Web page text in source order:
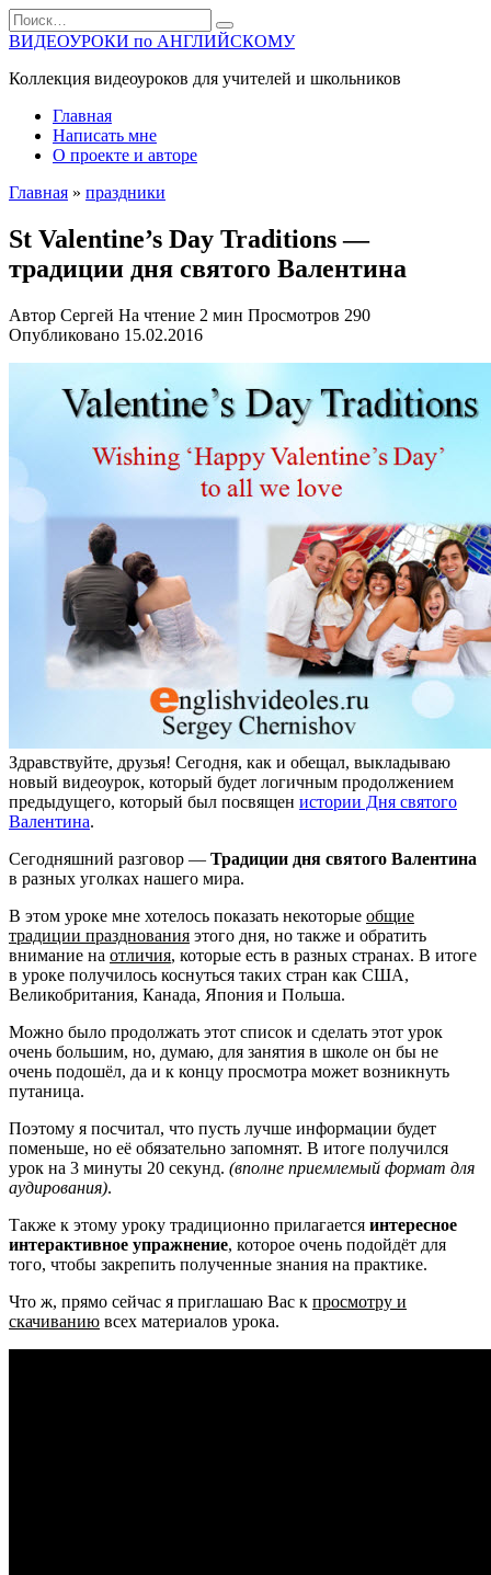
Перейти
к
содержанию
Search
for:
ВИДЕОУРОКИ по АНГЛИЙСКОМУ
Коллекция видеоуроков для учителей и школьников
Главная
Написать мне
О проекте и авторе
Главная » праздники
St Valentine’s Day Traditions —
традиции дня святого Валентина
Автор Сергей На чтение 2 мин Просмотров 290
Опубликовано 15.02.2016
Здравствуйте, друзья! Сегодня, как и обещал, выкладываю
новый видеоурок, который будет логичным продолжением
предыдущего, который был посвящен истории Дня святого
Валентина.
Сегодняшний разговор — Традиции дня святого Валентина
в разных уголках нашего мира.
В этом уроке мне хотелось показать некоторые общие
традиции празднования этого дня, но также и обратить
внимание на отличия, которые есть в разных странах. В итоге
в уроке получилось коснуться таких стран как США,
Великобритания, Канада, Япония и Польша.
Можно было продолжать этот список и сделать этот урок
очень большим, но, думаю, для занятия в школе он бы не
очень подошёл, да и к концу просмотра может возникнуть
путаница.
Поэтому я посчитал, что пусть лучше информации будет
поменьше, но её обязательно запомнят. В итоге получился
урок на 3 минуты 20 секунд. (вполне приемлемый формат для
аудирования).
Также к этому уроку традиционно прилагается интересное
интерактивное упражнение, которое очень подойдёт для
того, чтобы закрепить полученные знания на практике.
Что ж, прямо сейчас я приглашаю Вас к просмотру и
скачиванию всех материалов урока.